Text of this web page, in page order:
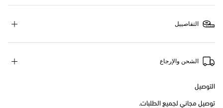
التفاصييل
الشحن والإرجاع
التوصيل
توصيل مجاني لجميع الطلبات.